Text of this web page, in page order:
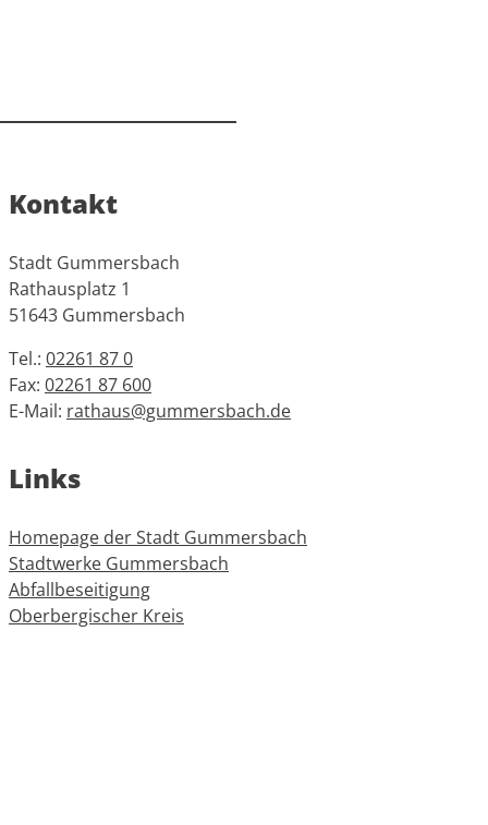
Kontakt
Stadt Gummersbach
Rathausplatz 1
51643 Gummersbach
Tel.: 02261 87 0
Fax: 02261 87 600
E-Mail: rathaus@gummersbach.de
Links
Homepage der Stadt Gummersbach
Stadtwerke Gummersbach
Abfallbeseitigung
Oberbergischer Kreis